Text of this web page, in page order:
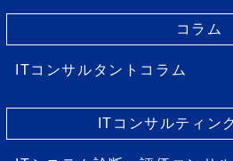
コラム
ITコンサルタントコラム
ITコンサルティン